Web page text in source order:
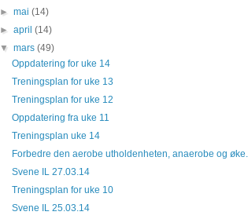
►mai(14)
►april(14)
▼mars(49)
Oppdatering for uke 14
Treningsplan for uke 13
Treningsplan for uke 12
Oppdatering fra uke 11
Treningsplan uke 14
Forbedre den aerobe utholdenheten, anaerobe og øke...
Svene IL 27.03.14
Treningsplan for uke 10
Svene IL 25.03.14